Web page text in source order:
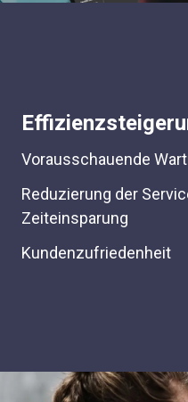
Vorausschauende
Reduzierung der
Zeiteinsparung
Kundenzufriedenheit